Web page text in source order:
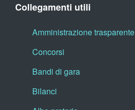
Collegamenti utili
Amministrazione trasparente
Concorsi
Bandi di gara
Bilanci